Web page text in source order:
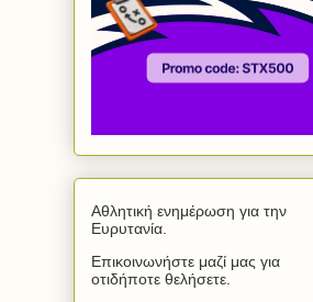
Αθλητική ενημέρωση για την
Ευρυτανία.
Επικοινωνήστε μαζί μας για
οτιδήποτε θελήσετε.